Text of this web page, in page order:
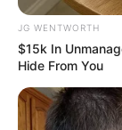
BUZZDAY
JG WENTWORTH
$15k In
Hide From You